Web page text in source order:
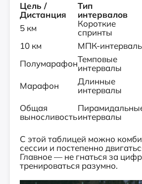
Цель /
Дистанция
Тип
интервалов
5 км
Короткие
спринты
10 км
МПК-
ПолумарафонТемповые
интервалы
Марафон
Длинные
интервалы
Общая
выносливостьинтервалы
С этой таблицей можно
сессии и постепенно
Главное — не гнаться за
тренироваться разумно.